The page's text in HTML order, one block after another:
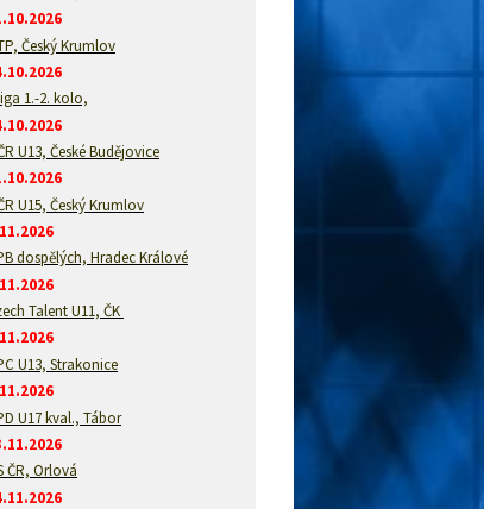
Český Krumlov
1.-2. kolo,
U13, České Budějovice
U15, Český Krumlov
dospělých, Hradec Králové
Talent U11, ČK
U13, Strakonice
U17 kval., Tábor
ČR, Orlová